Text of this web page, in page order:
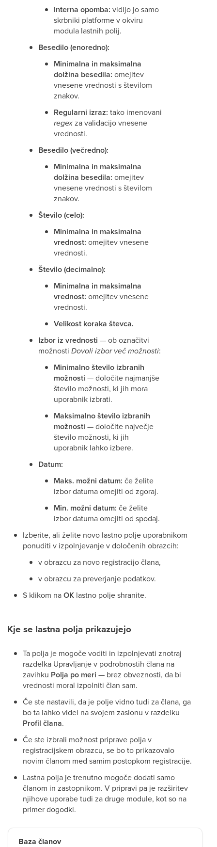
Interna opomba: vidijo jo samo
skrbniki platforme v okviru
modula lastnih polij.
Besedilo (enoredno):
Minimalna in maksimalna
dolžina besedila: omejitev
vnesene vrednosti s številom
znakov.
Regularni izraz: tako imenovani
regexza validacijo vnesene
vrednosti.
Besedilo (večredno):
Minimalna in maksimalna
dolžina besedila: omejitev
vnesene vrednosti s številom
znakov.
Število (celo):
Minimalna in maksimalna
vrednost: omejitev vnesene
vrednosti.
Število (decimalno):
Minimalna in maksimalna
vrednost: omejitev vnesene
vrednosti.
Velikost koraka števca.
Izbor iz vrednosti — ob označitvi
možnosti Dovoli izbor več možnosti:
Minimalno število izbranih
možnosti — določite najmanjše
število možnosti, ki jih mora
uporabnik izbrati.
Maksimalno število izbranih
možnosti — določite največje
število možnosti, ki jih
uporabnik lahko izbere.
Datum:
Maks. možni datum: če želite
izbor datuma omejiti od zgoraj.
Min. možni datum: če želite
izbor datuma omejiti od spodaj.
Izberite, ali želite novo lastno polje uporabnikom
ponuditi v izpolnjevanje v določenih obrazcih:
v obrazcu za novo registracijo člana,
v obrazcu za preverjanje podatkov.
S klikom naOK lastno polje shranite.
Kje se lastna polja prikazujejo
Ta polja je mogoče voditi in izpolnjevati znotraj
razdelka Upravljanje v podrobnostih člana na
zavihku Polja po meri — brez obveznosti, da bi
vrednosti moral izpolniti član sam.
Če ste nastavili, da je polje vidno tudi za člana, ga
bo ta lahko videl na svojem zaslonu v razdelku
Profil člana.
Če ste izbrali možnost priprave polja v
registracijskem obrazcu, se bo to prikazovalo
novim članom med samim postopkom registracije.
Lastna polja je trenutno mogoče dodati samo
članom in zastopnikom. V pripravi pa je razširitev
njihove uporabe tudi za druge module, kot so na
primer dogodki.
Baza članov